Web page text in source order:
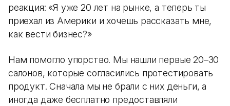
реакция: «Я уже 20 лет на рынке, а теперь ты
приехал из Америки и хочешь рассказать мне,
как вести бизнес?»
Нам помогло упорство. Мы нашли первые 20–30
салонов, которые согласились протестировать
продукт. Сначала мы не брали с них деньги, а
иногда даже бесплатно предоставляли